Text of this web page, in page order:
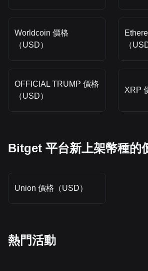
Worldcoin 價格
（USD）
（
OFFICIAL TRUMP 價格
（USD）
XRP
Bitget 平台新上架幣種的
Union 價格（USD）
熱門活動